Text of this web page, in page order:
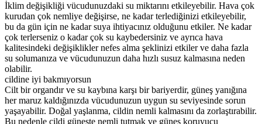
İklim değişikliği vücudunuzdaki su miktarını etkileyebilir. Hava çok
kurudan çok nemliye değişirse, ne kadar terlediğinizi etkileyebilir,
bu da gün için ne kadar suya ihtiyacınız olduğunu etkiler. Ne kadar
çok terlerseniz o kadar çok su kaybedersiniz ve ayrıca hava
kalitesindeki değişiklikler nefes alma şeklinizi etkiler ve daha fazla
su solumanıza ve vücudunuzun daha hızlı susuz kalmasına neden
olabilir.
cildine iyi bakmıyorsun
Cilt bir organdır ve su kaybına karşı bir bariyerdir, güneş yanığına
her maruz kaldığınızda vücudunuzun uygun su seviyesinde sorun
yaşayabilir. Doğal yaşlanma, cildin nemli kalmasını da zorlaştırabilir.
Bu nedenle cildi güneşte nemli tutmak ve güneş koruyucu